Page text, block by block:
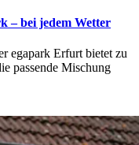
– bei jedem Wetter
egapark Erfurt bietet zu
passende Mischung